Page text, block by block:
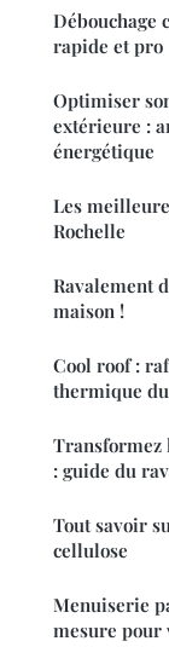
Débouchage
rapide et pro
Optimiser
extérieure :
énergétique
Les
Rochelle
Ravalement
maison !
Cool roof :
thermique
Transformez
: guide du
Tout savoir
cellulose
Menuiserie
mesure pour